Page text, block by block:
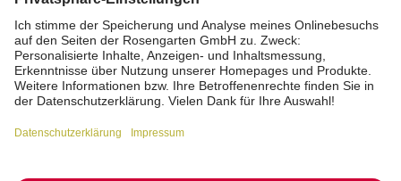
Impressum Datenschutz
Stiftung
Interne Meldestelle
Zahlungsmittel
Barrierefreiheitserklärung
Vertrag widerrufen